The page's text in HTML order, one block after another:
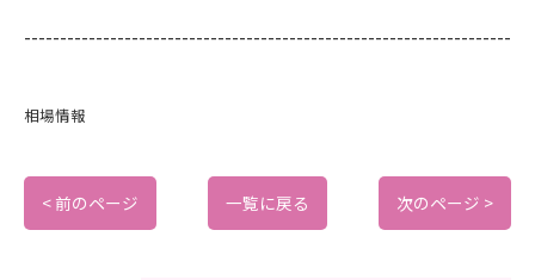
--------------------------------------------------------------------
相場情報
< 前のページ 一覧に戻る 次のページ >